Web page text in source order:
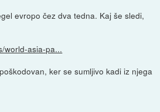
evropo čez dva tedna. Kaj še sledi,
world-asia-pa...
ker se sumljivo kadi iz njega